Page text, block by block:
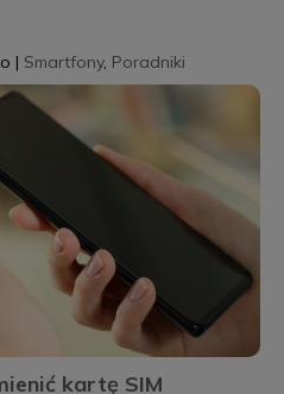
kartę SIM
| Smartfony, Poradniki